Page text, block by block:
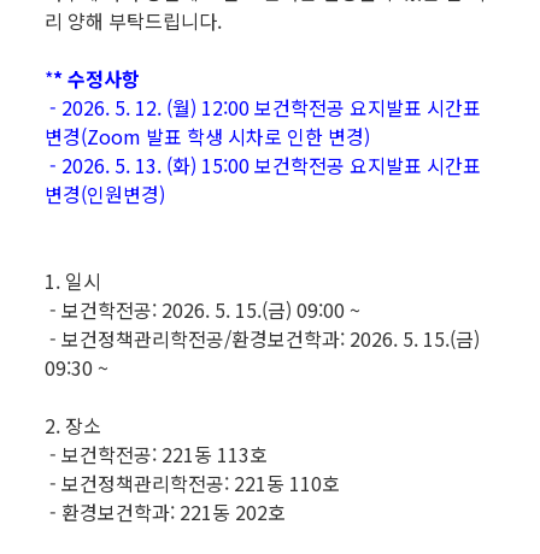
리 양해 부탁드립니다.
** 수정사항
- 2026. 5. 12. (월) 12:00 보건학전공 요지발표 시간표
변경(Zoom 발표 학생 시차로 인한 변경)
- 2026. 5. 13. (화) 15:00 보건학전공 요지발표 시간표
변경(인원변경)
1. 일시
- 보건학전공: 2026. 5. 15.(금) 09:00 ~
- 보건정책관리학전공/환경보건학과: 2026. 5. 15.(금)
09:30 ~
2. 장소
- 보건학전공: 221동 113호
- 보건정책관리학전공: 221동 110호
- 환경보건학과: 221동 202호